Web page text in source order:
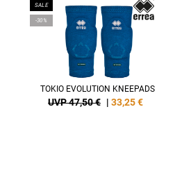
SALE
-30%
TOKIO EVOLUTION KNEEPADS
UVP 47,50 € | 33,25€